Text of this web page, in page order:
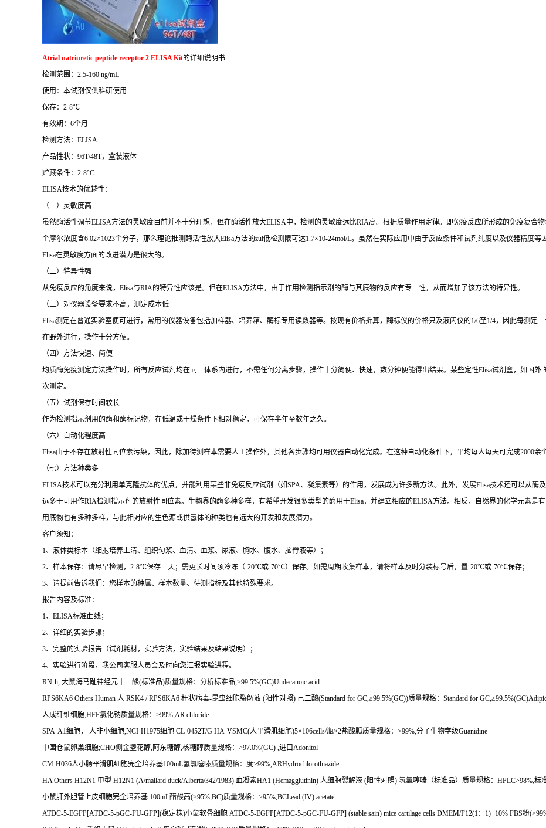
Atrial natriuretic peptide receptor 2 ELISA Kit的详细说明书
检测范围： 2.5-160 ng/mL
使用：本试剂仅供科研使用
保存： 2-8℃
有效期： 6个月
检测方法： ELISA
产品性状： 96T/48T，盒装液体
贮藏条件： 2-8°C
ELISA技术的优越性：
（一）灵敏度高
虽然酶活性调节ELISA方法的灵敏度目前并不十分理想，但在酶活性放大ELISA中，检测的灵敏度远比RIA高。根据质量作用定律。即免疫反应所形成的免疫复合
个摩尔浓度含6.02×1023个分子，那么理论推测酶活性放大Elisa方法的zui低检测限可达1.7×10-24mol/L。虽然在实际应用中由于反应条件和试剂纯度以及仪器精度等
Elisa在灵敏度方面的改进潜力是很大的。
（二）特异性强
从免疫反应的角度来说， Elisa与RIA的特异性应该是。但在ELISA方法中，由于作用检测指示剂的酶与其底物的反应有专一性，从而增加了该方法的特异性。
（三）对仪器设备要求不高，测定成本低
Elisa测定在普通实验室便可进行，常用的仪器设备包括加样器、培养箱、酶标专用读数器等。按现有价格折算，酶标仪的价格只及液闪仪的1/6至1/4，因此每测定
在野外进行，操作十分方便。
（四）方法快速、简便
均质酶免疫测定方法操作时，所有反应试剂均在同一体系内进行，不需任何分离步骤，操作十分简便、快速，数分钟便能得出结果。某些定性Elisa试剂盒，如国外
次测定。
（五）试剂保存时间较长
作为检测指示剂用的酶和酶标记物，在低温或干燥条件下相对稳定，可保存半年至数年之久。
（六）自动化程度高
Elisa由于不存在放射性同位素污染，因此，除加待测样本需要人工操作外，其他各步骤均可用仪器自动化完成。在这种自动化条件下，平均每人每天可完成2000余
（七）方法种类多
ELISA技术可以充分利用单克隆抗体的优点，并能利用某些非免疫反应试剂（如SPA、凝集素等）的作用，发展成为许多新方法。此外，发展Elisa技术还可以从酶
远多于可用作RIA检测指示剂的放射性同位素。生物界的酶多种多样，有希望开发很多类型的酶用于Elisa，并建立相应的ELISA方法。相反，自然界的化学元素是
用底物也有多种多样，与此相对应的生色源或供氢体的种类也有远大的开发和发展潜力。
客户须知：
1、液体类标本（细胞培养上清、组织匀浆、血清、血浆、尿液、胸水、腹水、脑脊液等）；
2、样本保存：请尽早检测， 2-8℃保存一天；需更长时间须冷冻（-20℃或-70℃）保存。如需周期收集样本，请将样本及时分装标号后，置-20℃或-70℃保存；
3、请提前告诉我们：您样本的种属、样本数量、待测指标及其他特殊要求。
报告内容及标准：
1、 ELISA标准曲线；
2、详细的实验步骤；
3、完整的实验报告（试剂耗材，实验方法，实验结果及结果说明）；
4、实验进行阶段，我公司客服人员会及时向您汇报实验进程。
RN-h, 大鼠海马趾神经元十一酸(标准品)质量规格：分析标准品 ,>99.5%(GC)Undecanoic acid
RPS6KA6 Others Human 人 RSK4 / RPS6KA6 杆状病毒-昆虫细胞裂解液 (阳性对照) 己二酸(Standard for GC, ≥99.5%(GC))质量规格： Standard for GC, ≥
人成纤维细胞;HFF氯化钠质量规格： >99%,AR chloride
SPA-A1细胞， 人非小细胞 ,NCI-H1975细胞 CL-0452T/G HA-VSMC(人平滑肌细胞)5×106cells/瓶×2盐酸胍质量规格： >99%, 分子生物学级Guanidine
中国仓鼠卵巢细胞;CHO侧金盏花醇 阿东糖醇 核糖醇质量规格： >97.0%(GC) , 进口 Adonitol
CM-H036人小肠平滑肌细胞完全培养基100mL氢氯噻嗪质量规格：度>99%,ARHydrochlorothiazide
HA Others H12N1 甲型 H12N1 (A/mallard duck/Alberta/342/1983) 血凝素HA1 (Hemagglutinin) 人细胞裂解液 (阳性对照) 氢氯噻嗪（标准品）质量规格： HPLC>98%, 标
小鼠肝外胆管上皮细胞完全培养基 100mL醋酸高(>95%,BC)质量规格： >95%,BCLead (IV) acetate
ATDC-5-EGFP[ATDC-5-pGC-FU-GFP](稳定株)小鼠软骨细胞 ATDC-5-EGFP[ATDC-5-pGC-FU-GFP] (stable sain) mice cartilage cells DMEM/F12(1 ： 1)+10% FBS粉